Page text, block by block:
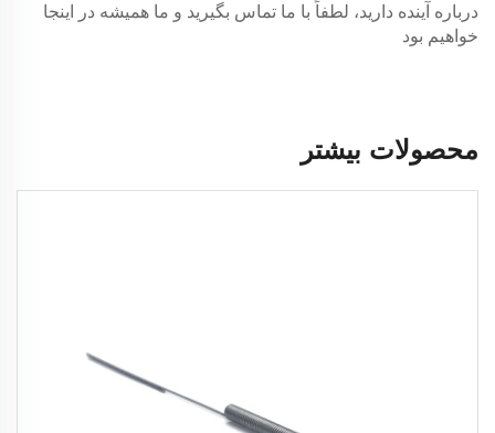
درباره آینده دارید، لطفاً با ما تماس بگیرید و ما همیشه در اینجا
خواهیم بود
محصولات بیشتر